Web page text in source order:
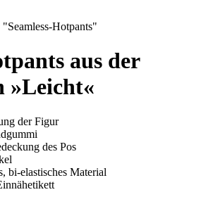
Hotpants"
aus der
»Leicht«
der Figur
des Pos
bi-elastisches Material